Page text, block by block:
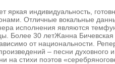
яркая индивидуальность,
Отличные вокальные
исполнения являются
Более 30 летЖанна
от национальности.
– песни духовного
на стихи поэтов